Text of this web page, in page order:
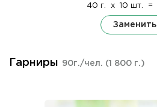
40 г. x 10 шт. =
Заменить
Гарниры 90г./чел. (1 800 г.)